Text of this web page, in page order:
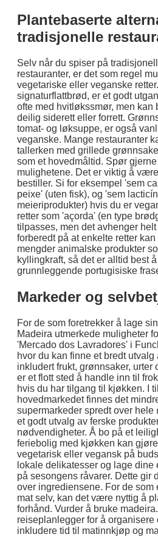
Plantebaserte
tradisjonelle
Selv når du spiser på
restauranter, er det som regel
vegetariske eller veganske
signaturflattbrød, er et godt
ofte med hvitløkssmør, men kan
deilig siderett eller forrett.
tomat- og løksuppe, er også
veganske. Mange restauranter
tallerken med grillede
som et hovedmåltid. Spør
mulighetene. Det er viktig å
bestiller. Si for eksempel 'sem
peixe' (uten fisk), og 'sem
meieriprodukter) hvis du er
retter som 'açorda' (en type
tilpasses, men det avhenger
forberedt på at enkelte retter
mengder animalske produkter
kyllingkraft, så det er alltid best
grunnleggende portugisiske
Markeder og
For de som foretrekker å lage
Madeira utmerkede muligheter
'Mercado dos Lavradores' i
hvor du kan finne et bredt utvalg
inkludert frukt, grønnsaker, urter
er et flott sted å handle inn til
hvis du har tilgang til kjøkken. I
hovedmarkedet finnes det
supermarkeder spredt over hele
et godt utvalg av ferske
nødvendigheter. Å bo på et
feriebolig med kjøkken kan
vegetarisk eller vegansk på
lokale delikatesser og lage dine
på sesongens råvarer. Dette gir
over ingrediensene. For de som
mat selv, kan det være nyttig å
forhånd. Vurder å bruke
reiseplanlegger for å organisere
inkludere tid til matinnkjøp og